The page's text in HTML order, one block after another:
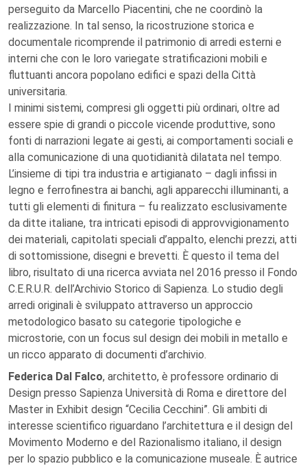
perseguito da Marcello Piacentini, che ne coordinò la
realizzazione. In tal senso, la ricostruzione storica e
documentale ricomprende il patrimonio di arredi esterni e
interni che con le loro variegate stratificazioni mobili e
fluttuanti ancora popolano edifici e spazi della Città
universitaria.
I minimi sistemi, compresi gli oggetti più ordinari, oltre ad
essere spie di grandi o piccole vicende produttive, sono
fonti di narrazioni legate ai gesti, ai comportamenti sociali e
alla comunicazione di una quotidianità dilatata nel tempo.
L’insieme di tipi tra industria e artigianato – dagli infissi in
legno e ferrofinestra ai banchi, agli apparecchi illuminanti, a
tutti gli elementi di finitura – fu realizzato esclusivamente
da ditte italiane, tra intricati episodi di approvvigionamento
dei materiali, capitolati speciali d’appalto, elenchi prezzi, atti
di sottomissione, disegni e brevetti. È questo il tema del
libro, risultato di una ricerca avviata nel 2016 presso il Fondo
C.E.R.U.R. dell’Archivio Storico di Sapienza. Lo studio degli
arredi originali è sviluppato attraverso un approccio
metodologico basato su categorie tipologiche e
microstorie, con un focus sul design dei mobili in metallo e
un ricco apparato di documenti d’archivio.
Federica Dal Falco, architetto, è professore ordinario di
Design presso Sapienza Università di Roma e direttore del
Master in Exhibit design “Cecilia Cecchini”. Gli ambiti di
interesse scientifico riguardano l’architettura e il design del
Movimento Moderno e del Razionalismo italiano, il design
per lo spazio pubblico e la comunicazione museale. È autrice